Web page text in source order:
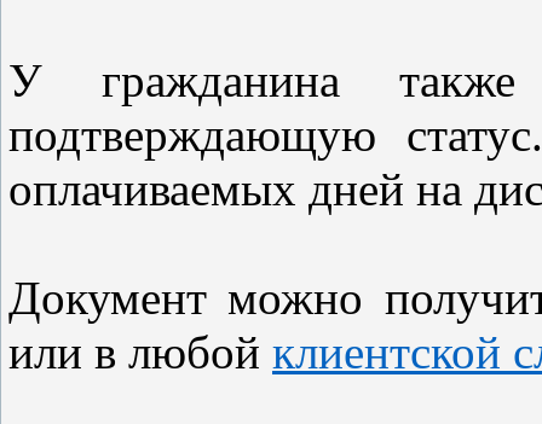
У гражданина также
подтверждающую
оплачиваемых дней на
Документ можно
или в любой клиентской